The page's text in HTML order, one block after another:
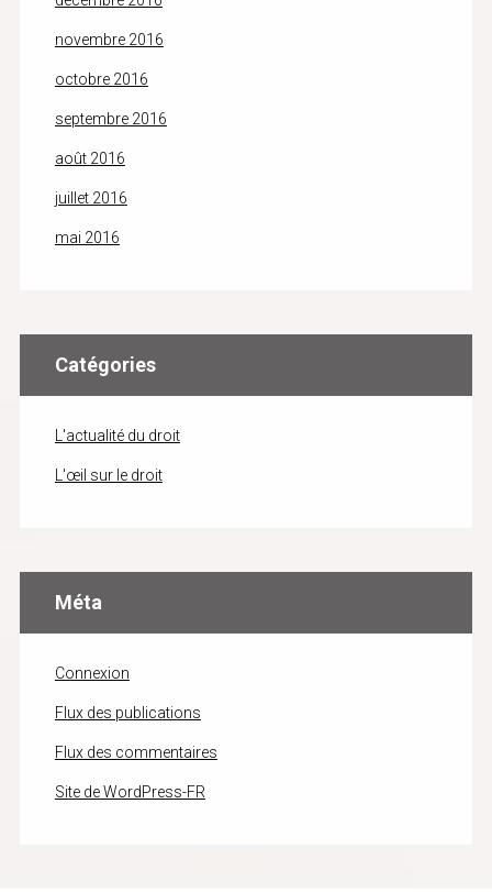
novembre 2016
octobre 2016
septembre 2016
août 2016
juillet 2016
mai 2016
Catégories
L'actualité du droit
L'œil sur le droit
Méta
Connexion
Flux des publications
Flux des commentaires
Site de WordPress-FR